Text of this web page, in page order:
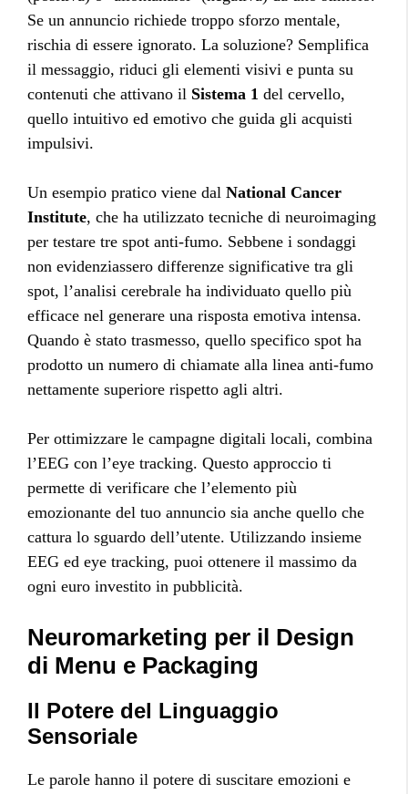
Se un annuncio richiede troppo sforzo mentale,
rischia di essere ignorato. La soluzione? Semplifica
il messaggio, riduci gli elementi visivi e punta su
contenuti che attivano il Sistema 1 del cervello,
quello intuitivo ed emotivo che guida gli acquisti
impulsivi.
Un esempio pratico viene dal National Cancer
Institute, che ha utilizzato tecniche di neuroimaging
per testare tre spot anti-fumo. Sebbene i sondaggi
non evidenziassero differenze significative tra gli
spot, l’analisi cerebrale ha individuato quello più
efficace nel generare una risposta emotiva intensa.
Quando è stato trasmesso, quello specifico spot ha
prodotto un numero di chiamate alla linea anti-fumo
nettamente superiore rispetto agli altri.
Per ottimizzare le campagne digitali locali, combina
l’EEG con l’eye tracking. Questo approccio ti
permette di verificare che l’elemento più
emozionante del tuo annuncio sia anche quello che
cattura lo sguardo dell’utente. Utilizzando insieme
EEG ed eye tracking, puoi ottenere il massimo da
ogni euro investito in pubblicità.
Neuromarketing per il Design
di Menu e Packaging
Il Potere del Linguaggio
Sensoriale
Le parole hanno il potere di suscitare emozioni e